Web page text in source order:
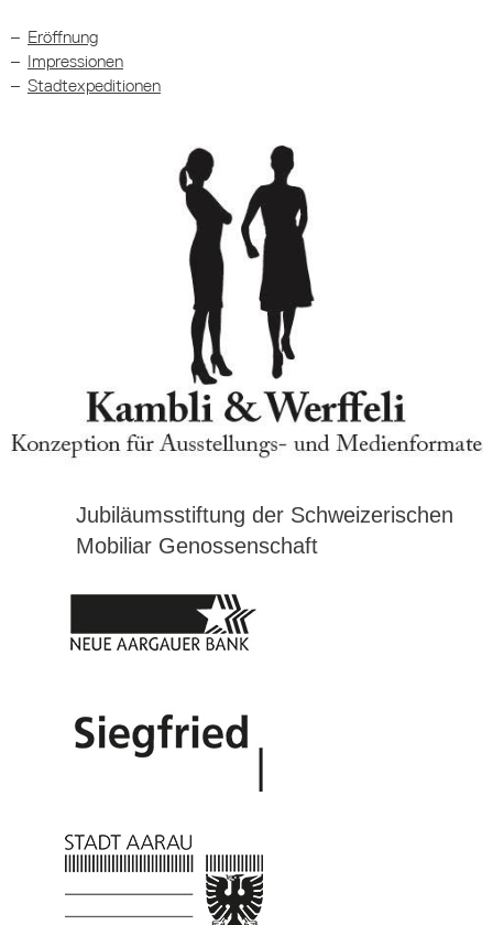
Eröffnung
Impressionen
Stadtexpeditionen
Jubiläumsstiftung der Schweizerischen
Mobiliar Genossenschaft